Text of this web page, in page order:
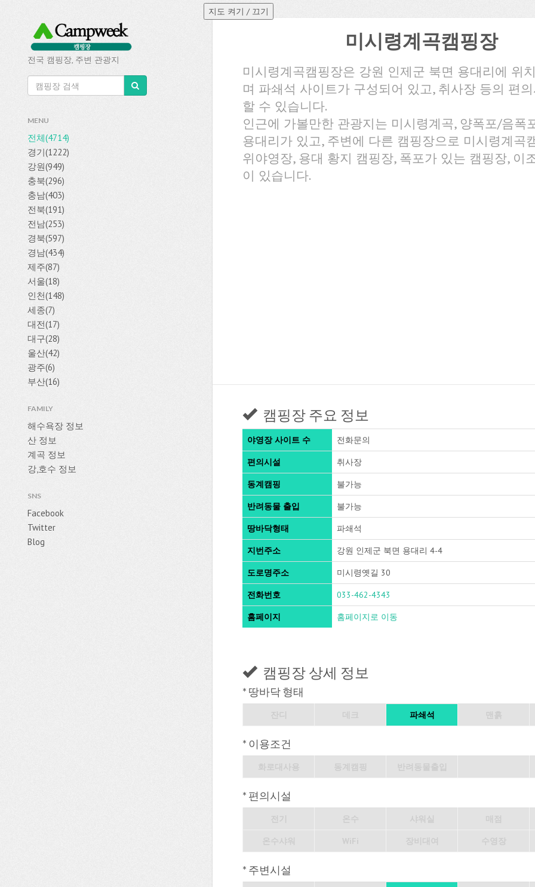
전국 캠핑장, 주변 관광지
MENU
전체(4714)
경기(1222)
강원(949)
충북(296)
충남(403)
전북(191)
전남(253)
경북(597)
경남(434)
제주(87)
서울(18)
인천(148)
세종(7)
대전(17)
대구(28)
울산(42)
광주(6)
부산(16)
FAMILY
해수욕장 정보
산 정보
계곡 정보
강,호수 정보
SNS
Facebook
Twitter
Blog
미시령계곡캠핑장
미시령계곡캠핑장은 강원 인제군 북면 용대리에 위
며 파쇄석 사이트가 구성되어 있고, 취사장 등의 편
할 수 있습니다.
인근에 가볼만한 관광지는 미시령계곡, 양폭포/음폭
용대리가 있고, 주변에 다른 캠핑장으로 미시령계곡
위야영장, 용대 황지 캠핑장, 폭포가 있는 캠핑장, 이
이 있습니다.
캠핑장 주요 정보
야영장 사이트 수 전화문의
편의시설 취사장
동계캠핑 불가능
반려동물 출입 불가능
땅바닥형태 파쇄석
지번주소 강원 인제군 북면 용대리 4-4
도로명주소 미시령옛길 30
전화번호 033-462-4343
홈페이지 홈페이지로 이동
캠핑장 상세 정보
* 땅바닥 형태
파쇄석
* 이용조건
* 편의시설
* 주변시설